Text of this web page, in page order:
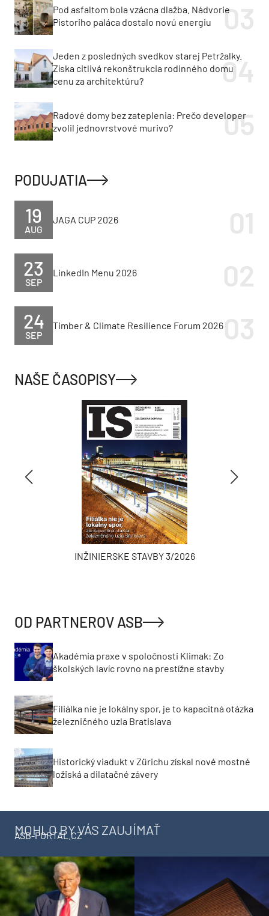
Pod asfaltom bola vzácna dlažba. Nádvorie
Pistoriho paláca dostalo novú energiu
Jeden z posledných svedkov starej Petržalky.
Získa citlivá rekonštrukcia rodinného domu
cenu za architektúru?
Radové domy bez zateplenia: Prečo developer
zvolil jednovrstvové murivo?
PODUJATIA
AUG
19 JAGA CUP 2026
SEP
23 LinkedIn Menu 2026
SEP
24 Timber & Climate Resilience Forum 2026
NAŠE ČASOPISY
INŽINIERSKE STAVBY 3/2026
OD PARTNEROV ASB
Akadémia praxe v spoločnosti Klimak: Zo
školských lavíc rovno na prestížne stavby
Filiálka nie je lokálny spor, je to kapacitná otázka
železničného uzla Bratislava
Historický viadukt v Zürichu získal nové mostné
ložiská a dilatačné závery
MOHLO BY VÁS ZAUJÍMAŤ
ASB-PORTAL.CZ